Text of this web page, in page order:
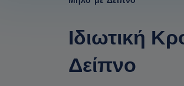
Ιδιωτική
Δείπνο